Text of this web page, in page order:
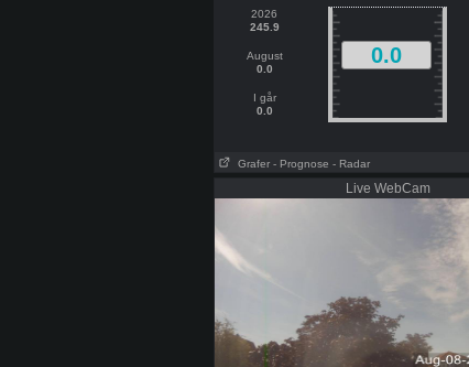
2026
245.9
August
0.0
I går
0.0
0.0
Grafer - Prognose - Radar
Live WebCam